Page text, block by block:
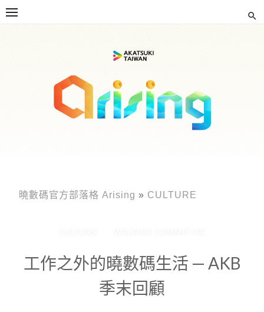
to
content
曉數碼官方部落格 Arising » CULTURE
工作之外的曉數碼生活 — AKB
季末回顧